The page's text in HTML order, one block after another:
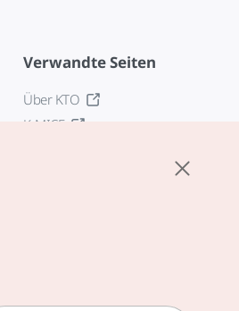
Verwandte Seiten
Über KTO
K-MICE